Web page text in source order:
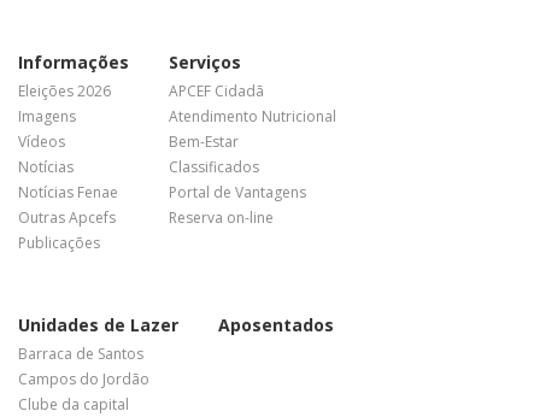
Informações
Eleições 2026
Imagens
Vídeos
Notícias
Notícias Fenae
Outras Apcefs
Publicações
Serviços
APCEF Cidadã
Atendimento Nutricional
Bem-Estar
Classificados
Portal de Vantagens
Reserva on-line
Unidades de Lazer
Barraca de Santos
Campos do Jordão
Clube da capital
Aposentados